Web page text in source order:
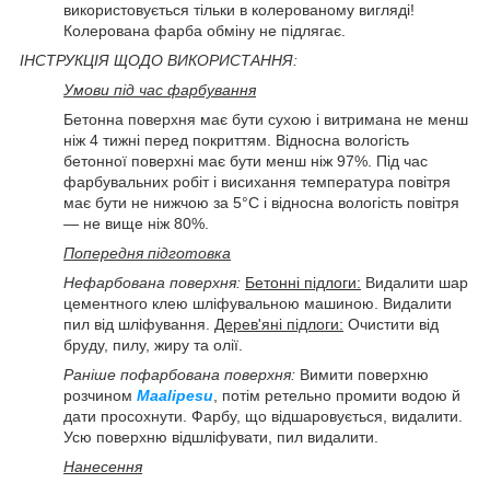
використовується тільки в колерованому вигляді!
Колерована фарба обміну не підлягає.
ІНСТРУКЦІЯ ЩОДО ВИКОРИСТАННЯ:
Умови під час фарбування
Бетонна поверхня має бути сухою і витримана не менш
ніж 4 тижні перед покриттям. Відносна вологість
бетонної поверхні має бути менш ніж 97%. Під час
фарбувальних робіт і висихання температура повітря
має бути не нижчою за 5°C і відносна вологість повітря
— не вище ніж 80%.
Попередня підготовка
Нефарбована поверхня: Бетонні підлоги: Видалити шар
цементного клею шліфувальною машиною. Видалити
пил від шліфування. Дерев'яні підлоги: Очистити від
бруду, пилу, жиру та олії.
Раніше пофарбована поверхня: Вимити поверхню
розчином Maalipesu, потім ретельно промити водою й
дати просохнути. Фарбу, що відшаровується, видалити.
Усю поверхню відшліфувати, пил видалити.
Нанесення